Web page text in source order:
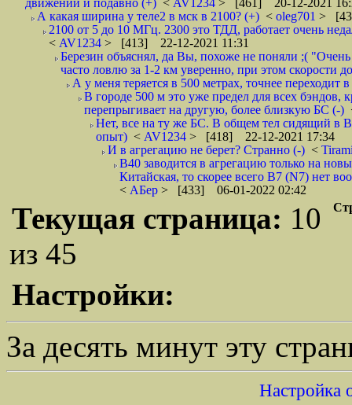
движении и подавно (+) < AV1234 > [461] 20-12-2021
А какая ширина у теле2 в мск в 2100? (+) < oleg701 >
2100 от 5 до 10 МГц. 2300 это ТДД, работает очень
< AV1234 > [413] 22-12-2021 11:31
Березин объяснял, да Вы, похоже не поняли ;(
часто ловлю за 1-2 км уверенно, при этом скорости
А у меня теряется в 500 метрах, точнее переходит
В городе 500 м это уже предел для всех
перепрыгивает на другую, более близкую БС (-)
Нет, все на ту же БС. В общем тел сидящий в
опыт) < AV1234 > [418] 22-12-2021 17:34
И в агрегацию не берет? Странно (-) <
B40 заводится в агрегацию только на
Китайская, то скорее всего B7 (N7) нет
< АБер > [433] 06-01-2022 02:42
Текущая страница: 10
из 45
Настройки:
За десять минут эту
Настройка